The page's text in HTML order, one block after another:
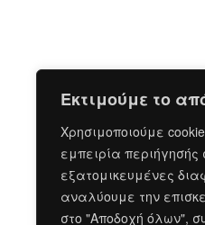
Εκτιμούμε το
Χρησιμοποιούμε
εμπειρία
εξατομικευμένες
αναλύουμε την
στο "Αποδοχή όλων",